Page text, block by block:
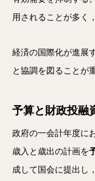
用されることが多く
経済の国際化が進展
と協調を図ることが
予算と財政投融
政府の一会計年度に
歳入と歳出の計画を
成して国会に提出し